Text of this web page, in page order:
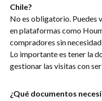
Chile?
No es obligatorio. Puedes
en plataformas como
compradores sin
Lo importante es tener la
gestionar las visitas con
¿Qué documentos